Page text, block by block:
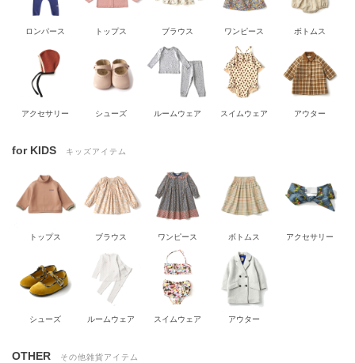
ロンパース トップス ブラウス ワンピース ボトムス
アクセサリー シューズ ルームウェア スイムウェア アウター
for KIDS キッズアイテム
トップス ブラウス ワンピース ボトムス アクセサリー
シューズ ルームウェア スイムウェア アウター
OTHER その他雑貨アイテム